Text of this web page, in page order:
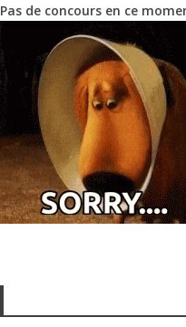
Pas de concours en ce